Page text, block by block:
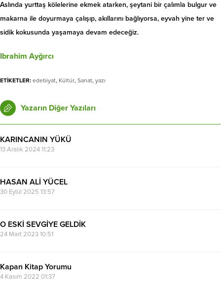
Aslında yurttaş kölelerine ekmek atarken, şeytani bir çalımla bulgur ve
makarna ile doyurmaya çalışıp, akıllarını bağlıyorsa, eyvah yine ter ve
sidik kokusunda yaşamaya devam edeceğiz.
Ibrahim Ayğırcı
ETİKETLER: edebiyat, Kültür, Sanat, yazı
Yazarın Diğer Yazıları
KARINCANIN YÜKÜ
13 Aralık 2024 11:23
HASAN ALİ YÜCEL
30 Eylül 2025 13:57
O ESKİ SEVGİYE GELDİK
24 Mart 2023 10:51
Kapan Kitap Yorumu
4 Kasım 2022 01:37